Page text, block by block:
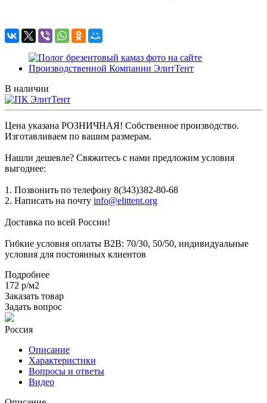
В наличии
Цена указана РОЗНИЧНАЯ! Собственное производство.
Изготавливаем по вашим размерам.
Нашли дешевле? Свяжитесь с нами предложим условия
выгоднее:
1. Позвонить по телефону 8(343)382-80-68
2. Написать на почту info@elittent.org
Доставка по всей России!
Гибкие условия оплаты B2B: 70/30, 50/50, индивидуальные
условия для постоянных клиентов
Подробнее
172 р/м2
Заказать товар
Задать вопрос
Россия
Описание
Характеристики
Вопросы и ответы
Видео